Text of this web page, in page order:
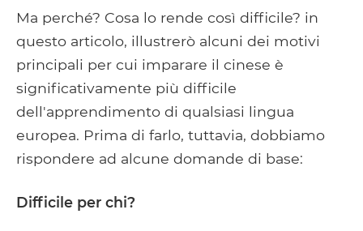
Ma perché? Cosa lo rende così difficile? in
questo articolo, illustrerò alcuni dei motivi
principali per cui imparare il cinese è
significativamente più difficile
dell'apprendimento di qualsiasi lingua
europea. Prima di farlo, tuttavia, dobbiamo
rispondere ad alcune domande di base:
Difficile per chi?